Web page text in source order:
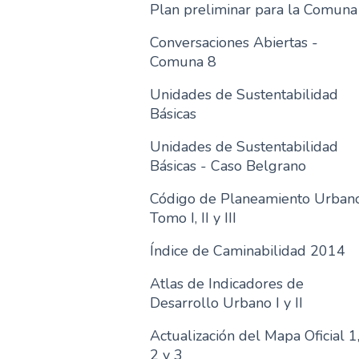
Plan preliminar para la
Conversaciones Abiertas -
Comuna 8
Unidades de Sustentabilidad
Básicas
Unidades de Sustentabilidad
Básicas - Caso Belgrano
Código de Planeamiento
Tomo I, II y III
Índice de Caminabilidad 2014
Atlas de Indicadores de
Desarrollo Urbano I y II
Actualización del Mapa Oficial 1,
2 y 3